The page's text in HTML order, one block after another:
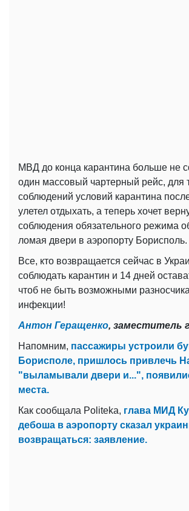
МВД до конца карантина больше не
один массовый чартерный рейс, для
соблюдений условий карантина
улетел отдыхать, а теперь хочет
соблюдения обязательного режима
ломая двери в аэропорту Борисполь.
Все, кто возвращается сейчас в
соблюдать карантин и 14 дней
чтоб не быть возможными
инфекции!
Антон Геращенко, заместитель
Напомним, пассажиры устроили
Борисполе, пришлось привлечь
"выламывали двери и...",
места.
Как сообщала Politeka, глава МИД
дебоша в аэропорту сказал
возвращаться: заявление.